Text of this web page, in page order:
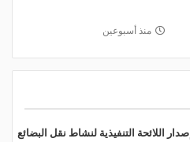
منذ أسبوعين
إصدار اللائحة التنفيذية لنشاط نقل البضائع